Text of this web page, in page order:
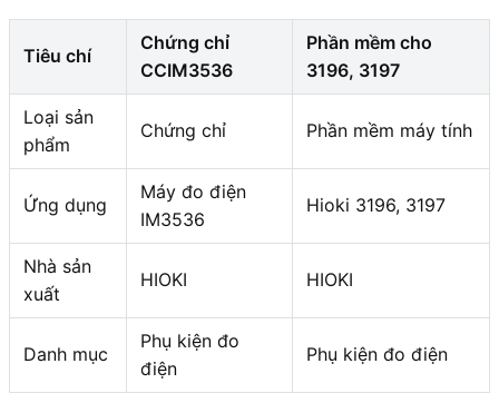
Tiêu chí
Chứng chỉ
CCIM3536
Phần mềm cho
3196, 3197
Loại sản
phẩm
Chứng chỉ Phần mềm máy tính
Ứng dụng
Máy đo điện
IM3536
Hioki 3196, 3197
Nhà sản
xuất
HIOKI HIOKI
Danh mục
Phụ kiện đo
điện
Phụ kiện đo điện